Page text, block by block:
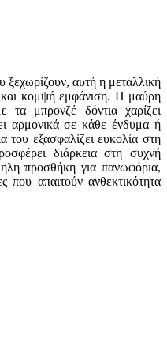
ξεχωρίζουν, αυτή η μεταλλική
και κομψή εμφάνιση. Η μαύρη
μπρονζέ δόντια χαρίζει
αρμονικά σε κάθε ένδυμα ή
του εξασφαλίζει ευκολία στη
διάρκεια στη συχνή
προσθήκη για πανωφόρια,
που απαιτούν ανθεκτικότητα